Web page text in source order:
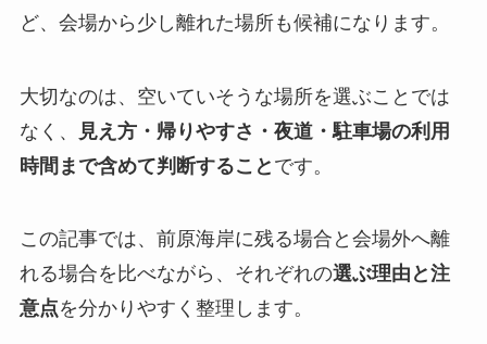
ど、会場から少し離れた場所も候補になります。
大切なのは、空いていそうな場所を選ぶことでは
なく、
見え方・帰りやすさ・夜道・駐車場の利用
時間まで含めて判断すること です。
この記事では、前原海岸に残る場合と会場外へ離
れる場合を比べながら、それぞれの選ぶ理由と注
意点を分かりやすく整理します。